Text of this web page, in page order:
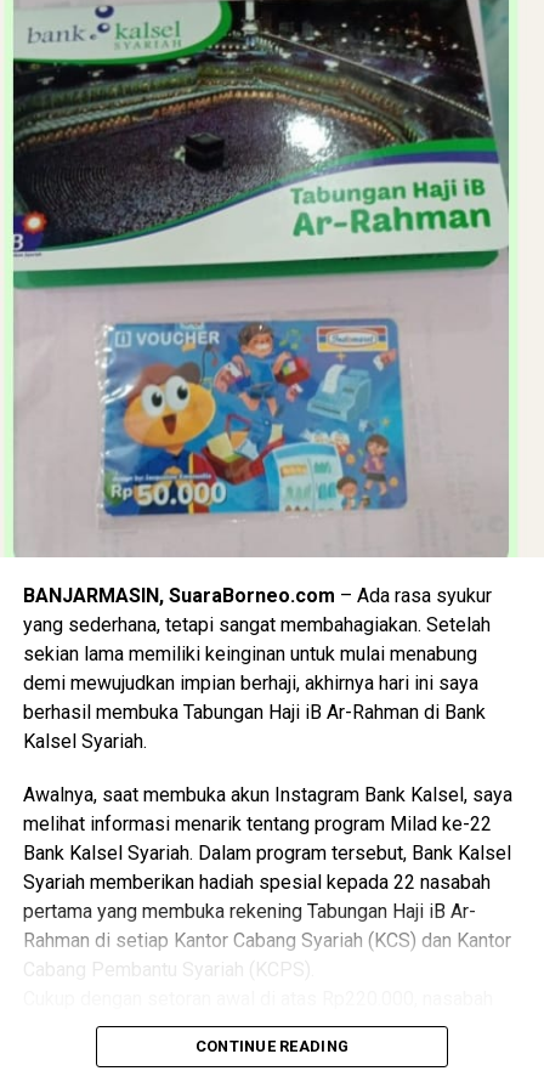
Penyaluran bantuan ini merupakan bagian dari komitmen
UPZ Bank Kalsel dalam Program Pendidikan, sebagai
salah satu bentuk pendayagunaan dana zakat, infak, dan
sedekah yang diarahkan untuk memberikan manfaat nyata
kepada masyarakat yang membutuhkan, khususnya dalam
mendukung peningkatan akses terhadap pendidikan.
“Melalui bantuan tersebut, para siswa(i) penerima manfaat
diharapkan dapat lebih fokus mengikuti proses
pembelajaran tanpa harus terlalu terbebani oleh
keterbatasan ekonomi keluarga. Pendidikan menjadi salah
satu instrumen penting dalam meningkatkan kualitas
sumber daya manusia sekaligus membuka peluang bagi
generasi muda untuk memiliki masa depan yang lebih baik.
Bank Kalsel melalui UPZ Bank Kalsel juga terus berupaya
agar dana zakat yang dipercayakan oleh para muzaki dapat
disalurkan secara tepat sasaran kepada para mustahik
keagamaan,” ungkapnya.
Bantuan kepada 54 siswa SMK Maestro Islamic School
Banjarmasin ini menjadi salah satu wujud nyata sinergi dan
kepedulian Bank Kalsel terhadap masyarakat Banua,
khususnya dalam membantu anak-anak dari keluarga
melanjutkan pendidikan dan meraih cita-cita.
Melalui semangat berbagi dan kepedulian tersebut, Bank
Kalsel melalui UPZ Bank Kalsel berharap bantuan yang
diberikan tidak hanya dapat meringankan kebutuhan biaya
pendidikan, tetapi juga menjadi penyemangat bagi para
siswa untuk terus belajar, berprestasi, dan mempersiapkan
Bagi Donatur dan Sahabat Bank Kalsel yang ingin
BANJARMASIN, SuaraBorneo.com – Ada rasa syukur
yang sederhana, tetapi sangat membahagiakan. Setelah
sekian lama memiliki keinginan untuk mulai menabung
demi mewujudkan impian berhaji, akhirnya hari ini saya
berhasil membuka Tabungan Haji iB Ar-Rahman di Bank
Kalsel Syariah.
Awalnya, saat membuka akun Instagram Bank Kalsel, saya
melihat informasi menarik tentang program Milad ke-22
Bank Kalsel Syariah. Dalam program tersebut, Bank Kalsel
Syariah memberikan hadiah spesial kepada 22 nasabah
pertama yang membuka rekening Tabungan Haji iB Ar-
Rahman di setiap Kantor Cabang Syariah (KCS) dan Kantor
Cabang Pembantu Syariah (KCPS).
berkesempatan memperoleh voucher belanja senilai
Rp50.000. Program ini berlangsung pada 1 hingga 31
CONTINUE READING